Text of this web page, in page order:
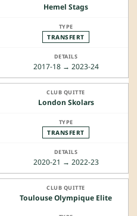
Hemel Stags
TRANSFERT
2017-18 → 2023-24
London Skolars
TRANSFERT
2020-21 → 2022-23
Toulouse Olympique Elite